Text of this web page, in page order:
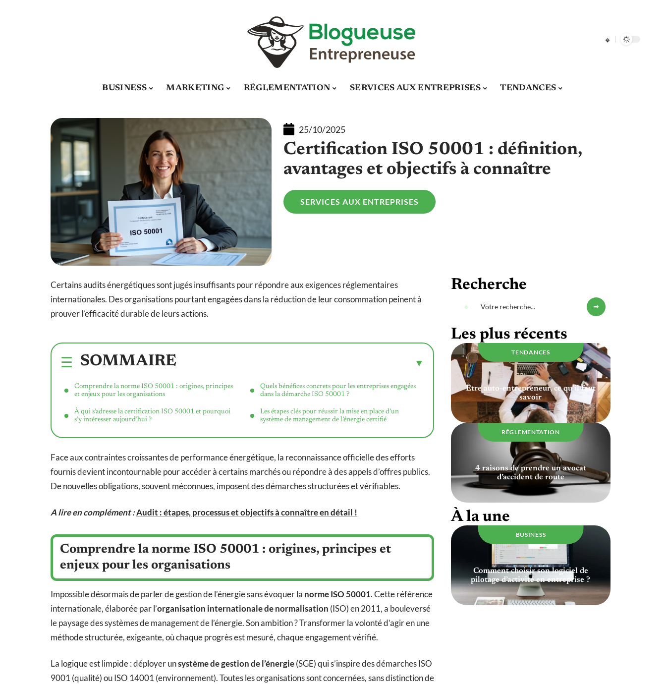
BUSINESS MARKETING RÉGLEMENTATION SERVICES AUX ENTREPRISES TENDANCES
25/10/2025
Certification ISO 50001 : définition,
avantages et objectifs à connaître
SERVICES AUX ENTREPRISES
Certains audits énergétiques sont jugés insuffisants pour répondre aux exigences réglementaires
internationales. Des organisations pourtant engagées dans la réduction de leur consommation peinent à
prouver l’efficacité durable de leurs actions.
SOMMAIRE
Comprendre la norme ISO 50001 : origines, principes
et enjeux pour les organisations
À qui s’adresse la certification ISO 50001 et pourquoi
s’y intéresser aujourd’hui ?
Quels bénéfices concrets pour les entreprises engagées
dans la démarche ISO 50001 ?
Les étapes clés pour réussir la mise en place d’un
système de management de l’énergie certifié
Face aux contraintes croissantes de performance énergétique, la reconnaissance officielle des efforts
fournis devient incontournable pour accéder à certains marchés ou répondre à des appels d’offres publics.
De nouvelles obligations, souvent méconnues, imposent des démarches structurées et vérifiables.
A lire en complément :Audit : étapes, processus et objectifs à connaître en détail !
Comprendre la norme ISO 50001 : origines, principes et
enjeux pour les organisations
Impossible désormais de parler de gestion de l’énergie sans évoquer la norme ISO 50001. Cette référence
internationale, élaborée par l’organisation internationale de normalisation (ISO) en 2011, a bouleversé
le paysage des systèmes de management de l’énergie. Son ambition ? Transformer la volonté d’agir en une
méthode structurée, exigeante, où chaque progrès est mesuré, chaque engagement vérifié.
La logique est limpide : déployer unsystème de gestion de l’énergie(SGE) qui s’inspire des démarches ISO
9001 (qualité) ou ISO 14001 (environnement). Toutes les organisations sont concernées, sans distinction de
Recherche
Les plus récents
TENDANCES
Être auto-entrepreneur, ce qu’il faut
savoir
RÉGLEMENTATION
4 raisons de prendre un avocat
d’accident de route
À la une
BUSINESS
Comment choisir son logiciel de
pilotage d’activité en entreprise ?